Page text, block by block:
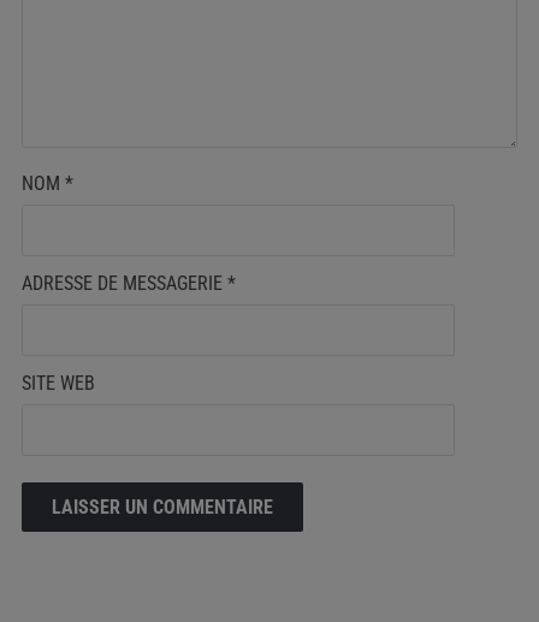
NOM *
ADRESSE DE MESSAGERIE *
SITE WEB